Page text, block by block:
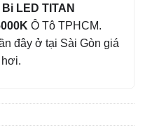
LED TITAN
Ô Tô TPHCM.
đây ở tại Sài Gòn giá